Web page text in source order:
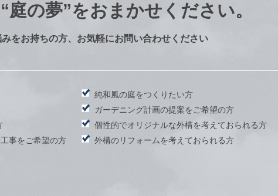
“庭の夢”をおまかせください。
みをお持ちの方、お気軽にお問い合わせください
純和風の庭をつくりたい方
ガーデニング計画の提案をご希望の方
個性的でオリジナルな外構を考えておられる方
事をご希望の方
外構のリフォームを考えておられる方